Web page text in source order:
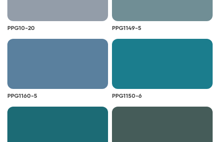
PPG10-20 PPG1149-5
PPG1160-5 PPG1150-6